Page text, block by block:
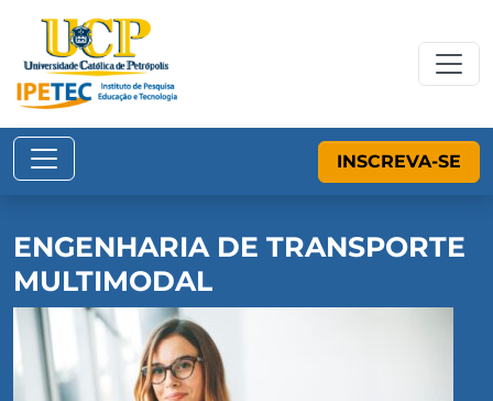
INSCREVA-SE
ENGENHARIA DE TRANSPORTE
MULTIMODAL